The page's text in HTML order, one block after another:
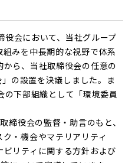
会において、当社グループ
みを中長期的な視野で体系
ら、当社取締役会の任意の
の設置を決議しました。ま
下部組織として「環境委員
締役会の監督・助言のもと、
・機会やマテリアリティ
ビリティに関する方針および